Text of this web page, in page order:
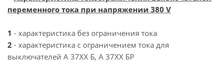
переменного тока при напряжении 380 V
1 - характеристика без ограничения тока
2 - характеристика с ограничением тока для
выключателей А 37ХХ Б, А 37ХХ БР